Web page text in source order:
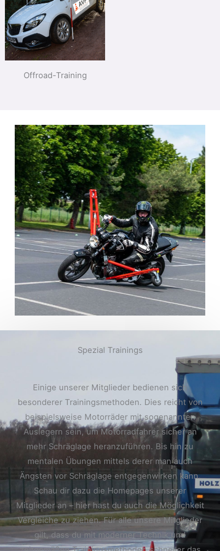
Offroad-Training
Spezial Trainings
Einige unserer Mitglieder bedienen sich
besonderer Trainingsmethoden. Dies reicht von
beispielsweise Motorräder mit sogenannten
Auslegern sein, um Motorradfahrer sicher an
mehr Schräglage heranzuführen. Bis hin zu
mentalen Übungen mittels derer man auch
Ängsten vor Schräglage entgegenwirken kann.
Schau dir dazu die Homepages unserer
Mitglieder an – hier hast du auch die Möglichkeit
Vergleiche zu ziehen. Für alle unsere Mitglieder
gilt, dass du mit moderner Technik und